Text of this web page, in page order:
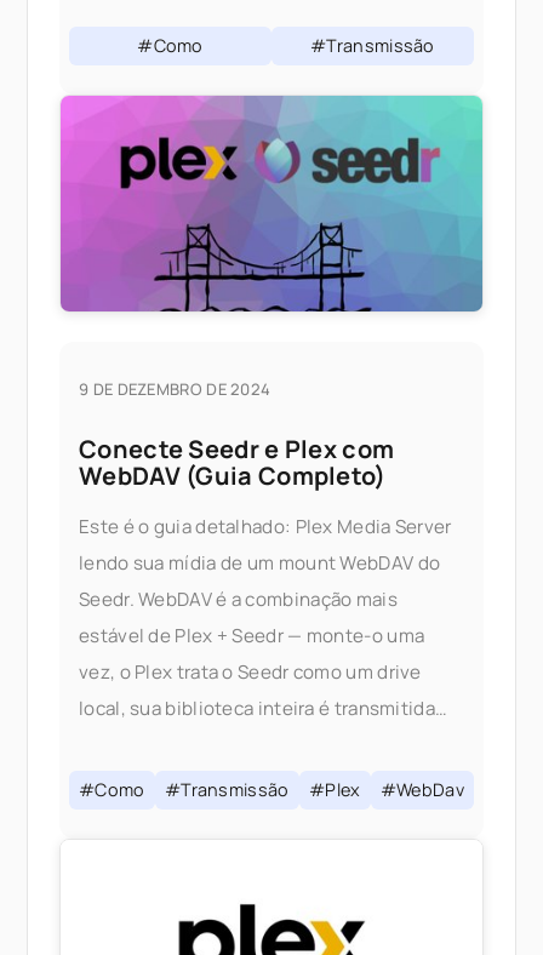
instalado, ele se comporta como qualquer
#Como #Transmissão
9 DE DEZEMBRO DE 2024
Conecte Seedr e Plex com
WebDAV (Guia Completo)
Este é o guia detalhado: Plex Media Server
lendo sua mídia de um mount WebDAV do
Seedr. WebDAV é a combinação mais
estável de Plex + Seedr — monte-o uma
vez, o Plex trata o Seedr como um drive
local, sua biblioteca inteira é transmitida
Se você é
#Como #Transmissão #Plex #WebDav